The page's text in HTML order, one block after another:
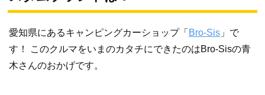
愛知県にあるキャンピングカーショップ「 Bro-Sis 」で
す！ このクルマをいまのカタチにできたのはBro-Sisの青
木さんのおかげです。